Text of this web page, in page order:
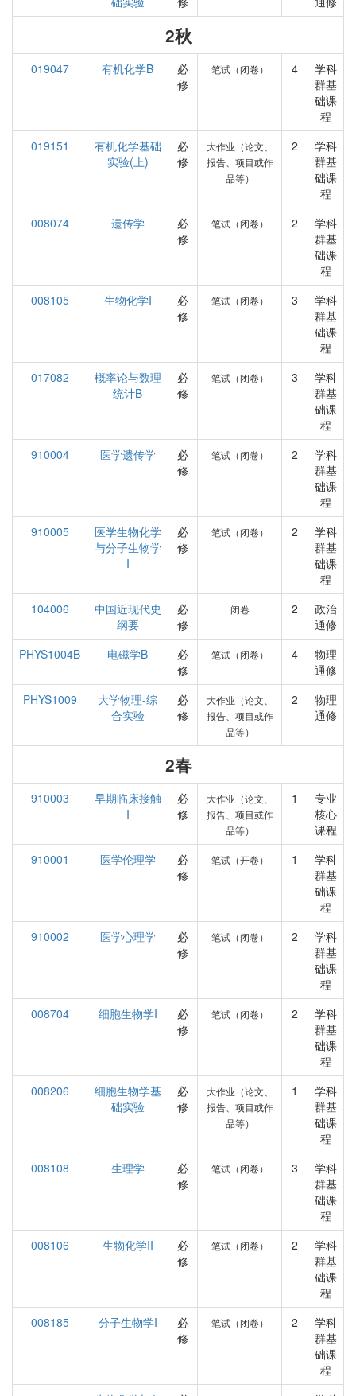
2秋
019047 有机化学B
必
修
笔试（闭卷） 4
学科
群基
础课
程
019151
有机化学基础
实验(上)
必
修
大作业（论文、
报告、项目或作
品等）
2
学科
群基
础课
程
008074
遗传学
必
修
笔试（闭卷） 2
学科
群基
础课
程
008105
生物化学I
必
修
笔试（闭卷） 3
学科
群基
础课
程
017082
概率论与数理
统计B
必
修
笔试（闭卷） 3
学科
群基
础课
程
910004
医学遗传学
必
修
笔试（闭卷） 2
学科
群基
础课
程
910005
医学生物化学
与分子生物学
I
必
修
笔试（闭卷） 2
学科
群基
础课
程
104006
中国近现代史
纲要
必
修
闭卷 2
政治
通修
PHYS1004B
电磁学B
必
修
笔试（闭卷） 4
物理
通修
PHYS1009
大学物理-综
合实验
必
修
大作业（论文、
报告、项目或作
品等）
2
物理
通修
2春
910003
早期临床接触
I
必
修
大作业（论文、
报告、项目或作
品等）
1
专业
核心
课程
910001
医学伦理学
必
修
笔试（开卷） 1
学科
群基
础课
程
910002
医学心理学
必
修
笔试（闭卷） 2
学科
群基
础课
程
008704
细胞生物学I
必
修
笔试（闭卷） 2
学科
群基
础课
程
008206
细胞生物学基
础实验
必
修
大作业（论文、
报告、项目或作
品等）
1
学科
群基
础课
程
008108
生理学
必
修
笔试（闭卷） 3
学科
群基
础课
程
008106
生物化学II
必
修
笔试（闭卷） 2
学科
群基
础课
程
008185
分子生物学I
必
修
笔试（闭卷） 2
学科
群基
础课
程